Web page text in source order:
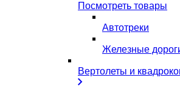
Посмотреть товары
Автотреки
Железные
Вертолеты и